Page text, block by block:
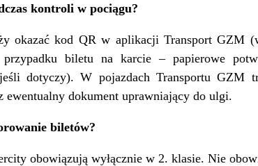
kontroli w pociągu?
okazać kod QR w aplikacji Transport GZM
biletu na karcie – papierowe
dotyczy). W pojazdach Transportu GZM
ewentualny dokument uprawniający do ulgi.
biletów?
obowiązują wyłącznie w 2. klasie. Nie